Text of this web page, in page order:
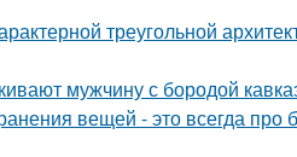
треугольной
мужчину с бородой
вещей - это всегда про